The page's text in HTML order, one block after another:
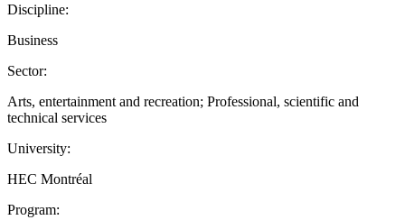
Discipline:
Business
Sector:
Arts, entertainment and recreation; Professional, scientific and
technical services
University:
HEC Montréal
Program: